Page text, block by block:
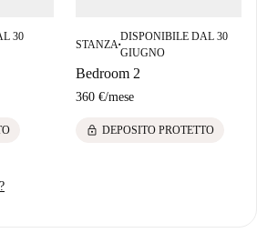
30
STANZA ■
DISPONIBILE DAL 30
GIUGNO
Bedroom 2
360 €/mese
lock DEPOSITO PROTETTO